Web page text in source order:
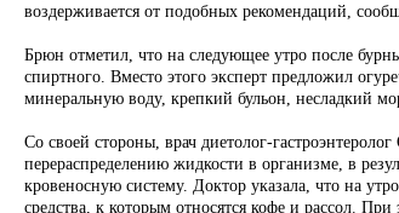
воздерживается от подобных рекомендаций,
Брюн отметил, что на следующее утро после
спиртного. Вместо этого эксперт предложил
минеральную воду, крепкий бульон, несладкий
Со своей стороны, врач диетолог-
перераспределению жидкости в организме, в
кровеносную систему. Доктор указала, что на
средства, к которым относятся кофе и рассол.